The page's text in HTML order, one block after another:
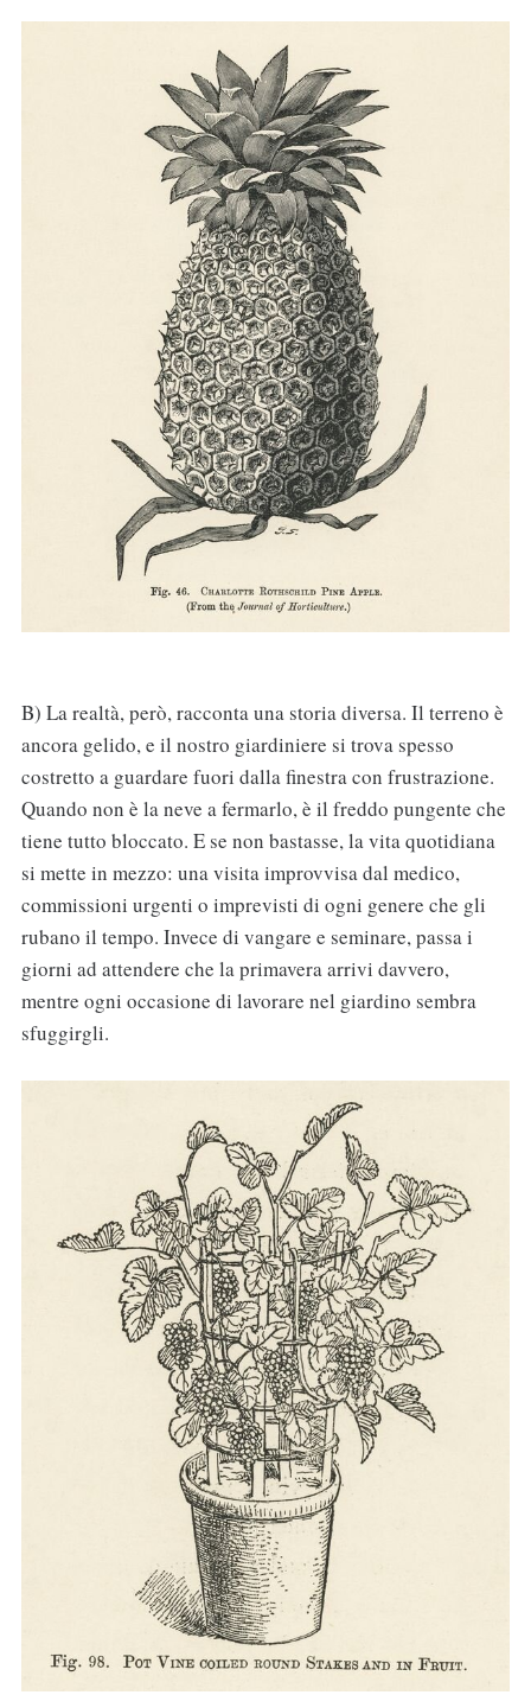
B) La realtà, però, racconta una storia diversa. Il terreno è
ancora gelido, e il nostro giardiniere si trova spesso
costretto a guardare fuori dalla finestra con frustrazione.
Quando non è la neve a fermarlo, è il freddo pungente che
tiene tutto bloccato. E se non bastasse, la vita quotidiana
si mette in mezzo: una visita improvvisa dal medico,
commissioni urgenti o imprevisti di ogni genere che gli
rubano il tempo. Invece di vangare e seminare, passa i
giorni ad attendere che la primavera arrivi davvero,
mentre ogni occasione di lavorare nel giardino sembra
sfuggirgli.